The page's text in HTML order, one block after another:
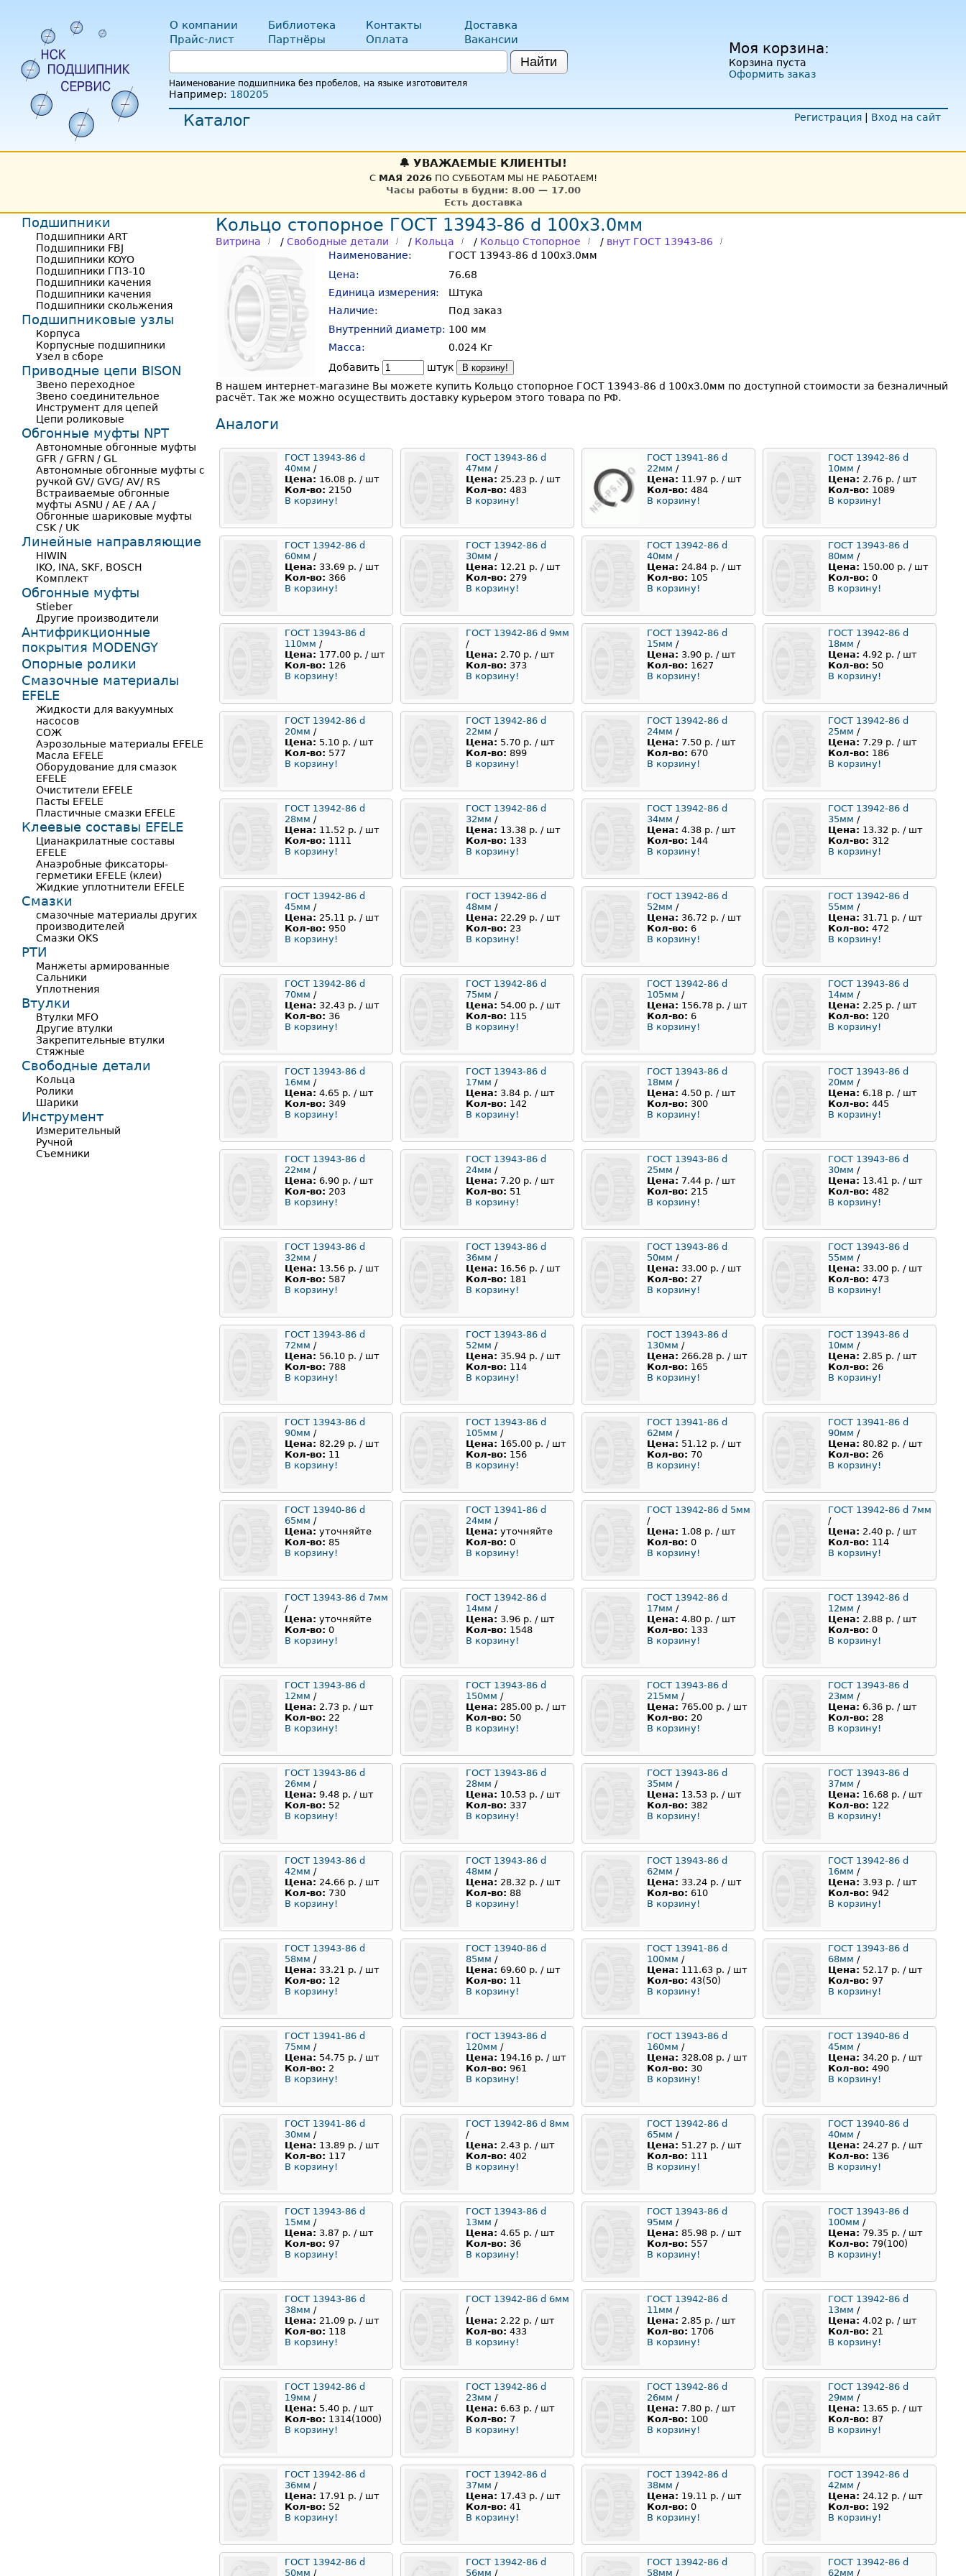
Моя корзина:
Корзина пуста
Оформить заказ
О компании Библиотека Контакты
Доставка
Прайс-лист
Партнёры Оплата Вакансии
Найти
Наименование подшипника без пробелов, на языке изготовителя
Например: 180205
Регистрация
Вход на сайт
Каталог
🔔 УВАЖАЕМЫЕ КЛИЕНТЫ!
С МАЯ 2026ПО СУББОТАМ МЫ НЕ РАБОТАЕМ!
Часы работы в будни: 8.00 — 17.00
Есть доставка
Кольцо стопорное ГОСТ 13943-86 d 100x3.0мм
Витрина / Свободные детали / Кольца / Кольцо Стопорное / внут ГОСТ 13943-86
Наименование:
ГОСТ 13943-86 d 100x3.0мм
Цена:
76.68
Единица измерения:
Штука
Наличие:
Под заказ
Внутренний диаметр: 100 мм
Масса:
0.024 Кг
Добавить
штук В корзину!
В нашем интернет-магазине Вы можете купить Кольцо стопорное ГОСТ 13943-86 d 100x3.0мм по доступной стоимости за безналичный
расчёт. Так же можно осуществить доставку курьером этого товара по РФ.
Аналоги
ГОСТ 13943-86 d
40мм /
Цена: 16.08 р. / шт
Кол-во: 2150
В корзину!
ГОСТ 13943-86 d
47мм /
Цена: 25.23 р. / шт
Кол-во: 483
В корзину!
ГОСТ 13941-86 d
22мм /
Цена: 11.97 р. / шт
Кол-во: 484
В корзину!
ГОСТ 13942-86 d
10мм /
Цена: 2.76 р. / шт
Кол-во: 1089
В корзину!
ГОСТ 13942-86 d
60мм /
Цена: 33.69 р. / шт
Кол-во: 366
В корзину!
ГОСТ 13942-86 d
30мм /
Цена: 12.21 р. / шт
Кол-во: 279
В корзину!
ГОСТ 13942-86 d
40мм /
Цена: 24.84 р. / шт
Кол-во: 105
В корзину!
ГОСТ 13943-86 d
80мм /
Цена: 150.00 р. / шт
Кол-во: 0
В корзину!
ГОСТ 13943-86 d
110мм /
Цена: 177.00 р. / шт
Кол-во: 126
В корзину!
ГОСТ 13942-86 d 9мм
/
Цена: 2.70 р. / шт
Кол-во: 373
В корзину!
ГОСТ 13942-86 d
15мм /
Цена: 3.90 р. / шт
Кол-во: 1627
В корзину!
ГОСТ 13942-86 d
18мм /
Цена: 4.92 р. / шт
Кол-во: 50
В корзину!
ГОСТ 13942-86 d
20мм /
Цена: 5.10 р. / шт
Кол-во: 577
В корзину!
ГОСТ 13942-86 d
22мм /
Цена: 5.70 р. / шт
Кол-во: 899
В корзину!
ГОСТ 13942-86 d
24мм /
Цена: 7.50 р. / шт
Кол-во: 670
В корзину!
ГОСТ 13942-86 d
25мм /
Цена: 7.29 р. / шт
Кол-во: 186
В корзину!
ГОСТ 13942-86 d
28мм /
Цена: 11.52 р. / шт
Кол-во: 1111
В корзину!
ГОСТ 13942-86 d
32мм /
Цена: 13.38 р. / шт
Кол-во: 133
В корзину!
ГОСТ 13942-86 d
34мм /
Цена: 4.38 р. / шт
Кол-во: 144
В корзину!
ГОСТ 13942-86 d
35мм /
Цена: 13.32 р. / шт
Кол-во: 312
В корзину!
ГОСТ 13942-86 d
45мм /
Цена: 25.11 р. / шт
Кол-во: 950
В корзину!
ГОСТ 13942-86 d
48мм /
Цена: 22.29 р. / шт
Кол-во: 23
В корзину!
ГОСТ 13942-86 d
52мм /
Цена: 36.72 р. / шт
Кол-во: 6
В корзину!
ГОСТ 13942-86 d
55мм /
Цена: 31.71 р. / шт
Кол-во: 472
В корзину!
ГОСТ 13942-86 d
70мм /
Цена: 32.43 р. / шт
Кол-во: 36
В корзину!
ГОСТ 13942-86 d
75мм /
Цена: 54.00 р. / шт
Кол-во: 115
В корзину!
ГОСТ 13942-86 d
105мм /
Цена: 156.78 р. / шт
Кол-во: 6
В корзину!
ГОСТ 13943-86 d
14мм /
Цена: 2.25 р. / шт
Кол-во: 120
В корзину!
ГОСТ 13943-86 d
16мм /
Цена: 4.65 р. / шт
Кол-во: 349
В корзину!
ГОСТ 13943-86 d
17мм /
Цена: 3.84 р. / шт
Кол-во: 142
В корзину!
ГОСТ 13943-86 d
18мм /
Цена: 4.50 р. / шт
Кол-во: 300
В корзину!
ГОСТ 13943-86 d
20мм /
Цена: 6.18 р. / шт
Кол-во: 445
В корзину!
ГОСТ 13943-86 d
22мм /
Цена: 6.90 р. / шт
Кол-во: 203
В корзину!
ГОСТ 13943-86 d
24мм /
Цена: 7.20 р. / шт
Кол-во: 51
В корзину!
ГОСТ 13943-86 d
25мм /
Цена: 7.44 р. / шт
Кол-во: 215
В корзину!
ГОСТ 13943-86 d
30мм /
Цена: 13.41 р. / шт
Кол-во: 482
В корзину!
ГОСТ 13943-86 d
32мм /
Цена: 13.56 р. / шт
Кол-во: 587
В корзину!
ГОСТ 13943-86 d
36мм /
Цена: 16.56 р. / шт
Кол-во: 181
В корзину!
ГОСТ 13943-86 d
50мм /
Цена: 33.00 р. / шт
Кол-во: 27
В корзину!
ГОСТ 13943-86 d
55мм /
Цена: 33.00 р. / шт
Кол-во: 473
В корзину!
ГОСТ 13943-86 d
72мм /
Цена: 56.10 р. / шт
Кол-во: 788
В корзину!
ГОСТ 13943-86 d
52мм /
Цена: 35.94 р. / шт
Кол-во: 114
В корзину!
ГОСТ 13943-86 d
130мм /
Цена: 266.28 р. / шт
Кол-во: 165
В корзину!
ГОСТ 13943-86 d
10мм /
Цена: 2.85 р. / шт
Кол-во: 26
В корзину!
ГОСТ 13943-86 d
90мм /
Цена: 82.29 р. / шт
Кол-во: 11
В корзину!
ГОСТ 13943-86 d
105мм /
Цена: 165.00 р. / шт
Кол-во: 156
В корзину!
ГОСТ 13941-86 d
62мм /
Цена: 51.12 р. / шт
Кол-во: 70
В корзину!
ГОСТ 13941-86 d
90мм /
Цена: 80.82 р. / шт
Кол-во: 26
В корзину!
ГОСТ 13940-86 d
65мм /
Цена: уточняйте
Кол-во: 85
В корзину!
ГОСТ 13941-86 d
24мм /
Цена: уточняйте
Кол-во: 0
В корзину!
ГОСТ 13942-86 d 5мм
/
Цена: 1.08 р. / шт
Кол-во: 0
В корзину!
ГОСТ 13942-86 d 7мм
/
Цена: 2.40 р. / шт
Кол-во: 114
В корзину!
ГОСТ 13943-86 d 7мм
/
Цена: уточняйте
Кол-во: 0
В корзину!
ГОСТ 13942-86 d
14мм /
Цена: 3.96 р. / шт
Кол-во: 1548
В корзину!
ГОСТ 13942-86 d
17мм /
Цена: 4.80 р. / шт
Кол-во: 133
В корзину!
ГОСТ 13942-86 d
12мм /
Цена: 2.88 р. / шт
Кол-во: 0
В корзину!
ГОСТ 13943-86 d
12мм /
Цена: 2.73 р. / шт
Кол-во: 22
В корзину!
ГОСТ 13943-86 d
150мм /
Цена: 285.00 р. / шт
Кол-во: 50
В корзину!
ГОСТ 13943-86 d
215мм /
Цена: 765.00 р. / шт
Кол-во: 20
В корзину!
ГОСТ 13943-86 d
23мм /
Цена: 6.36 р. / шт
Кол-во: 28
В корзину!
ГОСТ 13943-86 d
26мм /
Цена: 9.48 р. / шт
Кол-во: 52
В корзину!
ГОСТ 13943-86 d
28мм /
Цена: 10.53 р. / шт
Кол-во: 337
В корзину!
ГОСТ 13943-86 d
35мм /
Цена: 13.53 р. / шт
Кол-во: 382
В корзину!
ГОСТ 13943-86 d
37мм /
Цена: 16.68 р. / шт
Кол-во: 122
В корзину!
ГОСТ 13943-86 d
42мм /
Цена: 24.66 р. / шт
Кол-во: 730
В корзину!
ГОСТ 13943-86 d
48мм /
Цена: 28.32 р. / шт
Кол-во: 88
В корзину!
ГОСТ 13943-86 d
62мм /
Цена: 33.24 р. / шт
Кол-во: 610
В корзину!
ГОСТ 13942-86 d
16мм /
Цена: 3.93 р. / шт
Кол-во: 942
В корзину!
ГОСТ 13943-86 d
58мм /
Цена: 33.21 р. / шт
Кол-во: 12
В корзину!
ГОСТ 13940-86 d
85мм /
Цена: 69.60 р. / шт
Кол-во: 11
В корзину!
ГОСТ 13941-86 d
100мм /
Цена: 111.63 р. / шт
Кол-во: 43(50)
В корзину!
ГОСТ 13943-86 d
68мм /
Цена: 52.17 р. / шт
Кол-во: 97
В корзину!
ГОСТ 13941-86 d
75мм /
Цена: 54.75 р. / шт
Кол-во: 2
В корзину!
ГОСТ 13943-86 d
120мм /
Цена: 194.16 р. / шт
Кол-во: 961
В корзину!
ГОСТ 13943-86 d
160мм /
Цена: 328.08 р. / шт
Кол-во: 30
В корзину!
ГОСТ 13940-86 d
45мм /
Цена: 34.20 р. / шт
Кол-во: 490
В корзину!
ГОСТ 13941-86 d
30мм /
Цена: 13.89 р. / шт
Кол-во: 117
В корзину!
ГОСТ 13942-86 d 8мм
/
Цена: 2.43 р. / шт
Кол-во: 402
В корзину!
ГОСТ 13942-86 d
65мм /
Цена: 51.27 р. / шт
Кол-во: 111
В корзину!
ГОСТ 13940-86 d
40мм /
Цена: 24.27 р. / шт
Кол-во: 136
В корзину!
ГОСТ 13943-86 d
15мм /
Цена: 3.87 р. / шт
Кол-во: 97
В корзину!
ГОСТ 13943-86 d
13мм /
Цена: 4.65 р. / шт
Кол-во: 36
В корзину!
ГОСТ 13943-86 d
95мм /
Цена: 85.98 р. / шт
Кол-во: 557
В корзину!
ГОСТ 13943-86 d
100мм /
Цена: 79.35 р. / шт
Кол-во: 79(100)
В корзину!
ГОСТ 13943-86 d
38мм /
Цена: 21.09 р. / шт
Кол-во: 118
В корзину!
ГОСТ 13942-86 d 6мм
/
Цена: 2.22 р. / шт
Кол-во: 433
В корзину!
ГОСТ 13942-86 d
11мм /
Цена: 2.85 р. / шт
Кол-во: 1706
В корзину!
ГОСТ 13942-86 d
13мм /
Цена: 4.02 р. / шт
Кол-во: 21
В корзину!
ГОСТ 13942-86 d
19мм /
Цена: 5.40 р. / шт
Кол-во: 1314(1000)
В корзину!
ГОСТ 13942-86 d
23мм /
Цена: 6.63 р. / шт
Кол-во: 7
В корзину!
ГОСТ 13942-86 d
26мм /
Цена: 7.80 р. / шт
Кол-во: 100
В корзину!
ГОСТ 13942-86 d
29мм /
Цена: 13.65 р. / шт
Кол-во: 87
В корзину!
ГОСТ 13942-86 d
36мм /
Цена: 17.91 р. / шт
Кол-во: 52
В корзину!
ГОСТ 13942-86 d
37мм /
Цена: 17.43 р. / шт
Кол-во: 41
В корзину!
ГОСТ 13942-86 d
38мм /
Цена: 19.11 р. / шт
Кол-во: 0
В корзину!
ГОСТ 13942-86 d
42мм /
Цена: 24.12 р. / шт
Кол-во: 192
В корзину!
ГОСТ 13942-86 d
50мм /
ГОСТ 13942-86 d
56мм /
ГОСТ 13942-86 d
58мм /
ГОСТ 13942-86 d
62мм /
Подшипники
Подшипники ART
Подшипники FBJ
Подшипники KOYO
Подшипники ГПЗ-10
Подшипники качения
Подшипники качения
Подшипники скольжения
Подшипниковые узлы
Корпуса
Корпусные подшипники
Узел в сборе
Приводные цепи BISON
Звено переходное
Звено соединительное
Инструмент для цепей
Цепи роликовые
Обгонные муфты NPT
Автономные обгонные муфты
GFR / GFRN / GL
Автономные обгонные муфты с
ручкой GV/ GVG/ AV/ RS
Встраиваемые обгонные
муфты ASNU / AE / AA /
Обгонные шариковые муфты
CSK / UK
Линейные направляющие
HIWIN
IKO, INA, SKF, BOSCH
Комплект
Обгонные муфты
Stieber
Другие производители
Антифрикционные
покрытия MODENGY
Опорные ролики
Смазочные материалы
EFELE
Жидкости для вакуумных
насосов
СОЖ
Аэрозольные материалы EFELE
Масла EFELE
Оборудование для смазок
EFELE
Очистители EFELE
Пасты EFELE
Пластичные смазки EFELE
Клеевые составы EFELE
Цианакрилатные составы
EFELE
Анаэробные фиксаторы-
герметики EFELE (клеи)
Жидкие уплотнители EFELE
Смазки
смазочные материалы других
производителей
Смазки OKS
РТИ
Манжеты армированные
Сальники
Уплотнения
Втулки
Втулки MFO
Другие втулки
Закрепительные втулки
Стяжные
Свободные детали
Кольца
Ролики
Шарики
Инструмент
Измерительный
Ручной
Съемники